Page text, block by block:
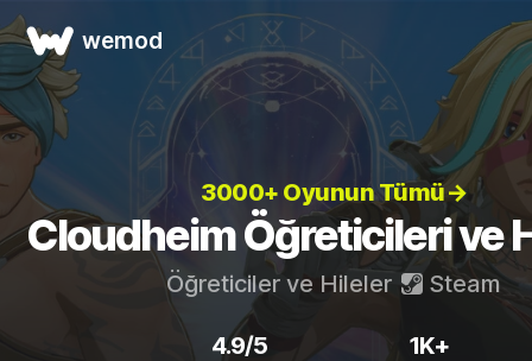
wemod
3000+ Oyunun Tümü→
Cloudheim Öğreticileri ve
Öğreticiler ve Hileler Steam
4.9/5 1K+